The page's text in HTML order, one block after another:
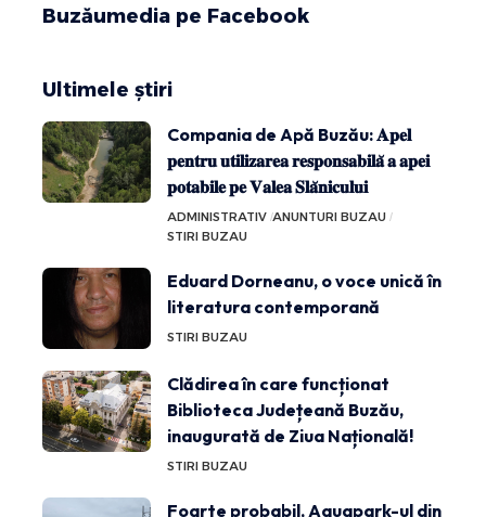
Buzăumedia pe Facebook
Ultimele știri
Compania de Apă Buzău: 𝐀𝐩𝐞𝐥
𝐩𝐞𝐧𝐭𝐫𝐮 𝐮𝐭𝐢𝐥𝐢𝐳𝐚𝐫𝐞𝐚 𝐫𝐞𝐬𝐩𝐨𝐧𝐬𝐚𝐛𝐢𝐥𝐚̆ 𝐚 𝐚𝐩𝐞𝐢
𝐩𝐨𝐭𝐚𝐛𝐢𝐥𝐞 𝐩𝐞 𝐕𝐚𝐥𝐞𝐚 𝐒𝐥𝐚̆𝐧𝐢𝐜𝐮𝐥𝐮𝐢
ADMINISTRATIV ANUNTURI BUZAU
STIRI BUZAU
Eduard Dorneanu, o voce unică în
literatura contemporană
STIRI BUZAU
Clădirea în care funcționat
Biblioteca Județeană Buzău,
inaugurată de Ziua Națională!
STIRI BUZAU
Foarte probabil, Aquapark-ul din